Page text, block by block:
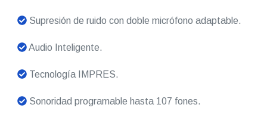
Supresión de ruido con doble micrófono adaptable.
Audio Inteligente.
Tecnología IMPRES.
Sonoridad programable hasta 107 fones.